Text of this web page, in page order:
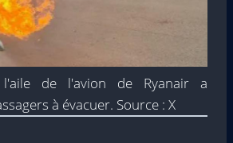
l'aile de l'avion de Ryanair a
à évacuer. Source : X